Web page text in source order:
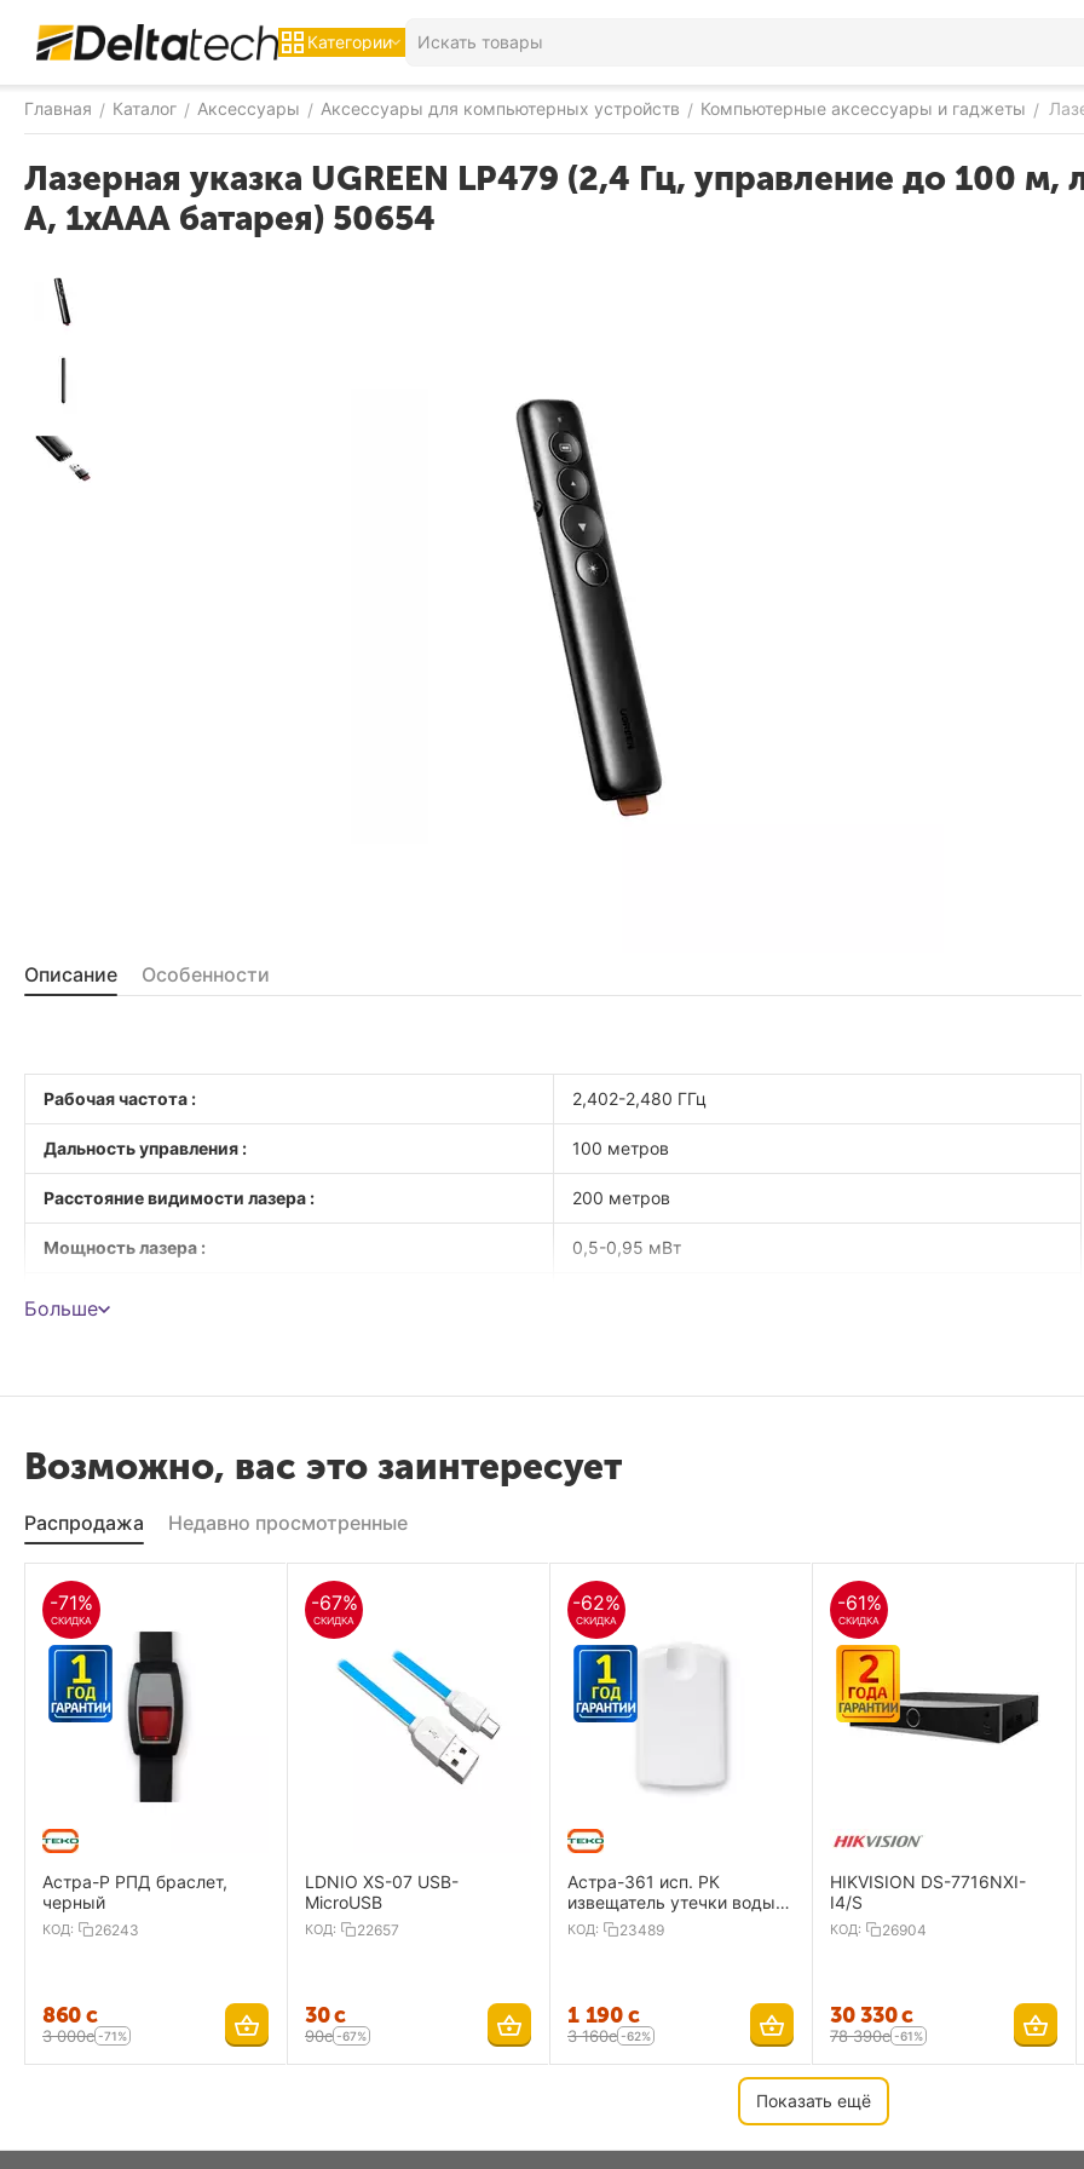
Категории
Главная / Каталог / Аксессуары / Аксессуары для компьютерных устройств / Компьютерные аксессуары и гаджеты /
Лазерная указка UGREEN LP479 (2,4 Гц, управление до 100 м,
A, 1хААА батарея) 50654
Описание Особенности
Рабочая частота : 2,402-2,480 ГГц
Дальность управления : 100 метров
Расстояние видимости лазера : 200 метров
Мощность лазера : 0,5-0,95 мВт
Совместимые системы : Windows/macOS/Linux
Больше
Возможно, вас это заинтересует
Распродажа Недавно просмотренные
-71%
СКИДКА
Астра-Р РПД браслет,
черный
КОД: 26243
‍860‍с
3 000с -71%
-67%
СКИДКА
LDNIO XS-07 USB-
MicroUSB
КОД: 22657
‍30‍с
‍90‍с -67%
-62%
СКИДКА
Астра-361 исп. РК
извещатель утечки воды,
радиоканальный
КОД: 23489
1 190 с
3 160с -62%
-61%
СКИДКА
HIKVISION DS-7716NXI-
I4/S
КОД: 26904
30 330с
78 390с -61%
Показать ещё